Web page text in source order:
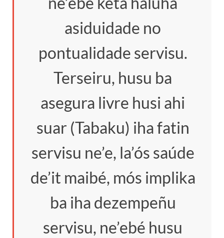
asiduidade no
pontualidade servisu.
Terseiru, husu ba
asegura livre husi ahi
suar (Tabaku) iha fatin
servisu ne’e, la’ós saúde
de’it maibé, mós implika
ba iha dezempeñu
servisu, ne’ebé husu